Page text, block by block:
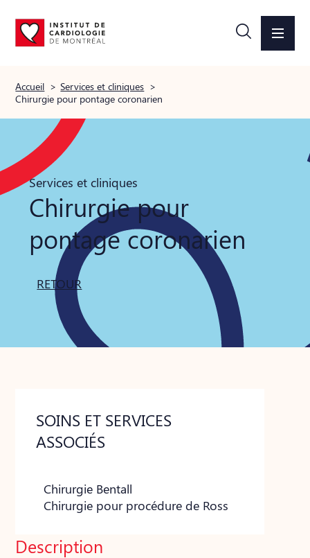
Accueil > Services et cliniques >
Chirurgie pour pontage coronarien
Services et cliniques
Chirurgie pour
pontage coronarien
RETOUR
SOINS ET SERVICES
ASSOCIÉS
Chirurgie Bentall
Chirurgie pour procédure de Ross
Description